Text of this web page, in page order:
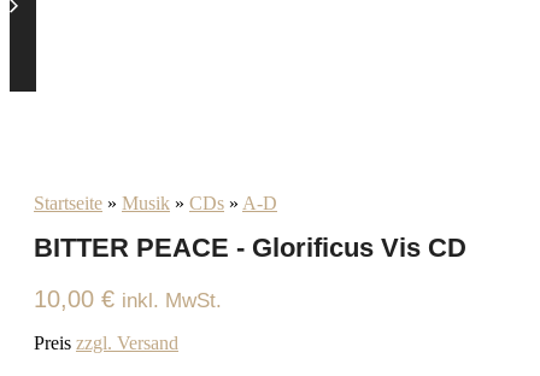
Startseite » Musik » CDs » A-D
BITTER PEACE - Glorificus Vis CD
10,00 € inkl. MwSt.
Preis zzgl. Versand